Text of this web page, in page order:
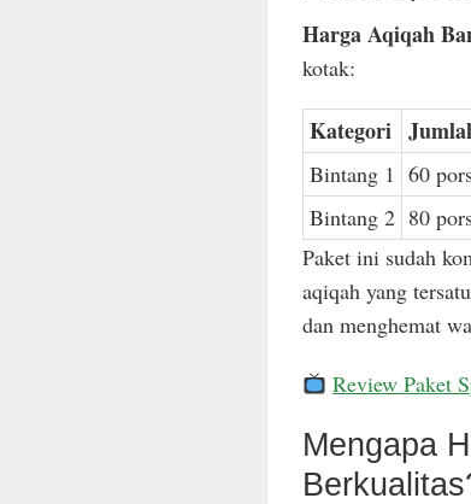
Harga Aqiqah
kotak:
Kategori
Bintang 1 60
Bintang 2 80
Paket ini sudah
aqiqah yang
dan menghemat
Review Paket
Mengapa